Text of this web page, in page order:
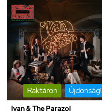
Raktáron Újdonság!
Ivan & The Parazol